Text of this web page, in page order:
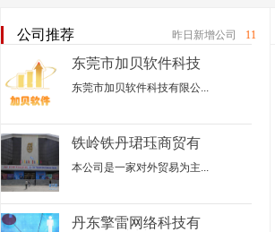
公司推荐 昨日新增公司 11
东莞市加贝软件科技
东莞市加贝软件科技有限公...
铁岭铁丹珺珏商贸有
本公司是一家对外贸易为主...
丹东擎雷网络科技有